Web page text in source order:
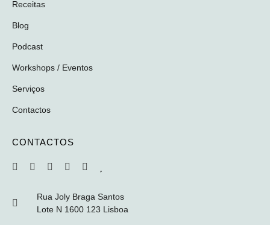
Receitas
Blog
Podcast
Workshops / Eventos
Serviços
Contactos
CONTACTOS
Rua Joly Braga Santos
Lote N 1600 123 Lisboa